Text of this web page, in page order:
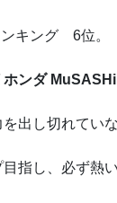
キング 6位。
ホンダ
出し切れていな
指し、必ず熱